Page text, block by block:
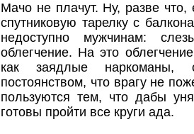
Мачо не плачут. Ну, разве что,
спутниковую тарелку с
недоступно мужчинам:
облегчение. На это
как заядлые наркоманы,
постоянством, что врагу не
пользуются тем, что дабы
готовы пройти все круги ада.